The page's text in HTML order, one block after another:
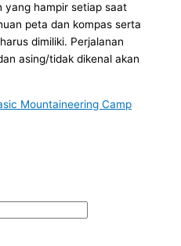
yang hampir setiap saat
peta dan kompas serta
dimiliki. Perjalanan
asing/tidak dikenal akan
Mountaineering Camp